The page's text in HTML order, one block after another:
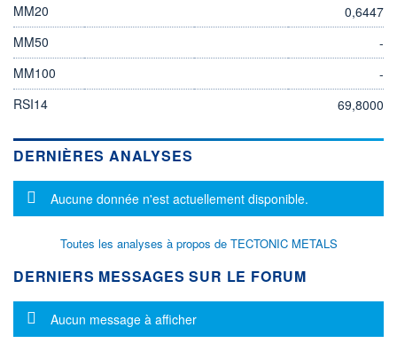
MM20
0,6447
MM50
-
MM100
-
RSI14
69,8000
DERNIÈRES ANALYSES
Message d'information
Aucune donnée n'est actuellement disponible.
Toutes les analyses à propos de TECTONIC METALS
DERNIERS MESSAGES SUR LE FORUM
Message d'information
Aucun message à afficher